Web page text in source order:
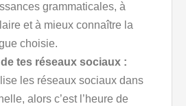
grammaticales, à
et à mieux connaître la
choisie.
tes réseaux sociaux :
les réseaux sociaux dans
alors c’est l’heure de